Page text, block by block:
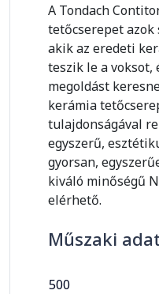
A Tondach
tetőcserepet
akik az eredeti
teszik le a voksot,
megoldást
kerámia
tulajdonságával
egyszerű,
gyorsan,
kiváló minőségű
elérhető.
Műszaki
500